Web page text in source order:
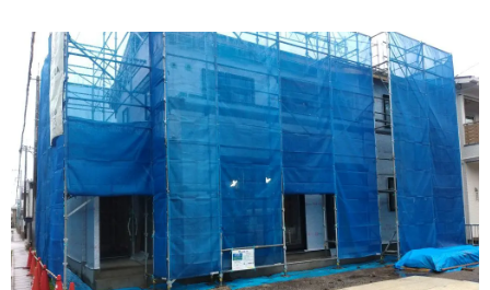
家づくりについて
むぎくらについて
ニュース ブログ
イベント